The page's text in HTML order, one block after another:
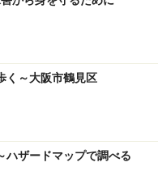
く～大阪市鶴見区
ハザードマップで調べる